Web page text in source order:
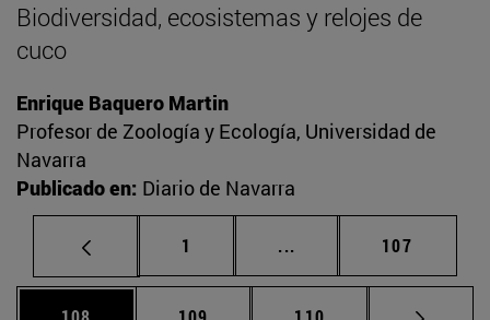
Biodiversidad, ecosistemas y relojes de
cuco
Enrique Baquero Martin
Profesor de Zoología y Ecología, Universidad de
Navarra
Publicado en: Diario de Navarra
Página
1 ... Páginas intermedias
Página
107
Página Página Página